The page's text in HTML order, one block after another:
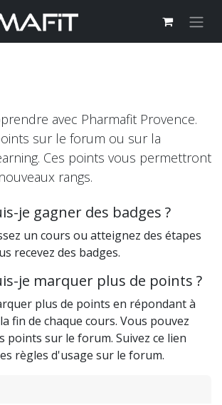
avec Pharmafit Provence.
sur le forum ou sur la
Ces points vous permettront
rangs.
je gagner des badges ?
un cours ou atteignez des étapes
recevez des badges.
je marquer plus de points ?
plus de points en répondant à
fin de chaque cours. Vous pouvez
points sur le forum. Suivez ce lien
règles d'usage sur le forum.